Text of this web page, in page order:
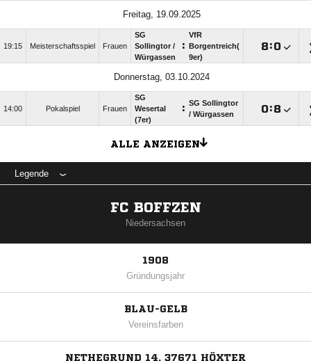
Freitag, 19.09.2025
19:15 Meisterschaftsspiel Frauen
SG
Sollingtor /​
Würgassen
:
VfR
Borgentreich(
9er)
:
Donnerstag, 03.10.2024
14:00 Pokalspiel Frauen
SG
Wesertal
(7er)
: SG Sollingtor
/​ Würgassen
:
ALLE ANZEIGEN
Legende
FC BOFFZEN
Niedersachsen
1908
Gründungsjahr
BLAU-GELB
Vereinsfarben
NETHEGRUND 14, 37671 HÖXTER